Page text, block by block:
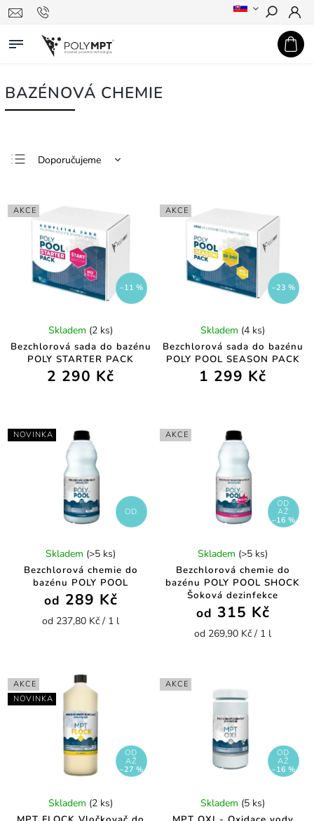
Hledat
BAZÉNOVÁ CHEMIE
Doporučujeme
Nejdražší
Nejprodávanější
Abecedně
AKCE
–11 %
Bezchlorová sada do bazénu
POLY STARTER PACK
Skladem (2 ks)
2 290 Kč
AKCE
–23 %
Bezchlorová sada do bazénu
POLY POOL SEASON PACK
Skladem (4 ks)
1 299 Kč
NOVINKA
OD
Bezchlorová chemie do
bazénu POLY POOL
Skladem (>5 ks)
od 289 Kč
od 237,80 Kč / 1 l
AKCE
OD
AŽ
–16 %
Bezchlorová chemie do
bazénu POLY POOL SHOCK
Šoková dezinfekce
Skladem (>5 ks)
od 315 Kč
od 269,90 Kč / 1 l
AKCE
NOVINKA
OD
AŽ
–27 %
Skladem (2 ks)
AKCE
OD
AŽ
–16 %
Skladem (5 ks)